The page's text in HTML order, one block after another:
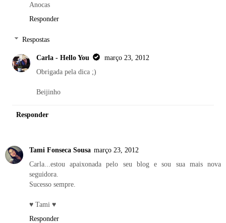
Anocas
Responder
Respostas
Carla - Hello You
março 23, 2012
Obrigada pela dica ;)
Beijinho
Responder
Tami Fonseca Sousa março 23, 2012
Carla...estou apaixonada pelo seu blog e sou sua mais nova
seguidora.
Sucesso sempre.
♥ Tami ♥
Responder